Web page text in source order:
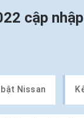
cập
Nissan